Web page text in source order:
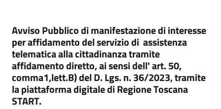
Avviso Pubblico di manifestazione di interesse
per affidamento del servizio di assistenza
telematica alla cittadinanza tramite
affidamento diretto, ai sensi dell' art. 50,
comma1,lett.B) del D. Lgs. n. 36/2023, tramite
la piattaforma digitale di Regione Toscana
START.